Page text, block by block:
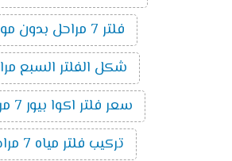
فلتر 7 مراحل بدون موتور
شكل الفلتر السبع
سعر فلتر اكوا بيور 7 مراحل
تركيب فلتر مياه 7 مراحل